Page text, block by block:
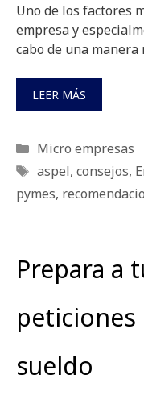
Uno de los factores
empresa y
cabo de una
LEER MÁS
Categorías
Micro empresas
Etiquetas
aspel, consejos,
pymes,
Prepara a
sueldo